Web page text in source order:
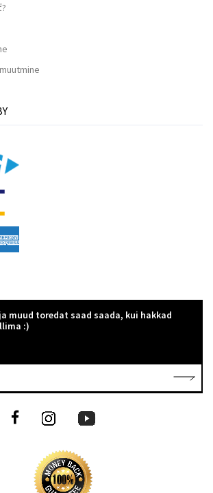
muud toredat saad saada, kui hakkad
:)